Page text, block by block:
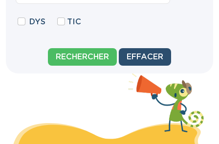
DYS TIC
RECHERCHER EFFACER